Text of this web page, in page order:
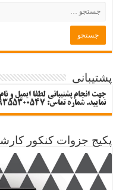
پشتیبانی
جهت انجام پشتیبانی لطفا ایمیل و
نمایید. شماره تماس: 09355300547
پکیج جزوات کنکور